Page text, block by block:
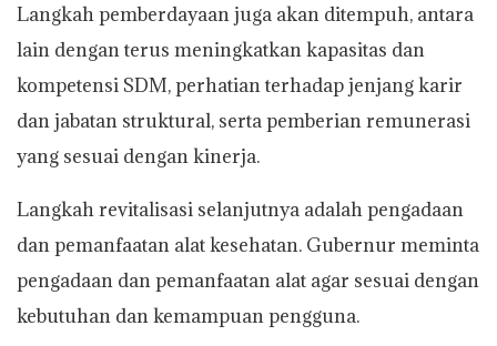
Langkah pemberdayaan juga akan ditempuh, antara
lain dengan terus meningkatkan kapasitas dan
kompetensi SDM, perhatian terhadap jenjang karir
dan jabatan struktural, serta pemberian remunerasi
yang sesuai dengan kinerja.
Langkah revitalisasi selanjutnya adalah pengadaan
dan pemanfaatan alat kesehatan. Gubernur meminta
pengadaan dan pemanfaatan alat agar sesuai dengan
kebutuhan dan kemampuan pengguna.